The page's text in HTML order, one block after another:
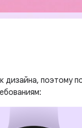
дизайна, поэтому